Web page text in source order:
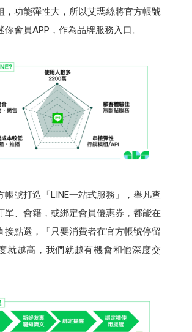
，功能彈性大，所以艾瑪絲將官方帳號
會員APP，作為品牌服務入口。
帳號打造「LINE一站式服務」，舉凡查
單、會籍，或綁定會員優惠券，都能在
接點選，「只要消費者在官方帳號停留
就越高，我們就越有機會和他深度交